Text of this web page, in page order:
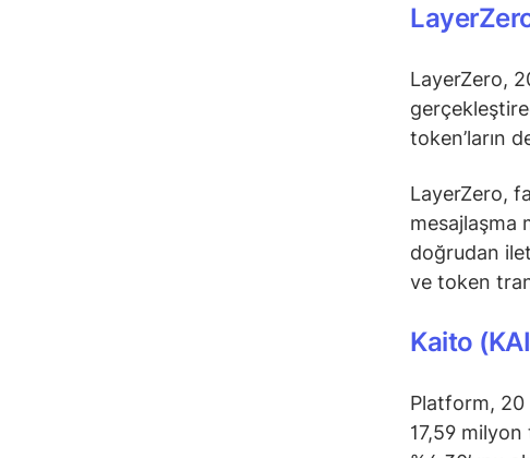
LayerZero,
token’ların
LayerZero,
mesajlaşma
doğrudan
ve token
Kaito
Platform, 20
17,59 milyon